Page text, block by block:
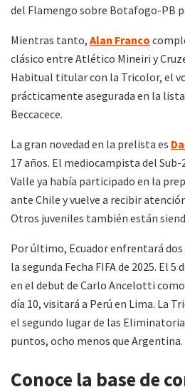
del Flamengo sobre Botafogo-PB
Mientras tanto, Alan Franco
clásico entre Atlético Mineiri y
Habitual titular con la Tricolor, el
prácticamente asegurada en la
Beccacece.
La gran novedad en la prelista es
17 años. El mediocampista del
Valle ya había participado en la
ante Chile y vuelve a recibir
Otros juveniles también están
Por último, Ecuador enfrentará
la segunda Fecha FIFA de 2025. El
en el debut de Carlo Ancelotti
día 10, visitará a Perú en Lima. La
el segundo lugar de las
puntos, ocho menos que Argentina.
Conoce la base de